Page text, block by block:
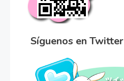
Síguenos en Twitter